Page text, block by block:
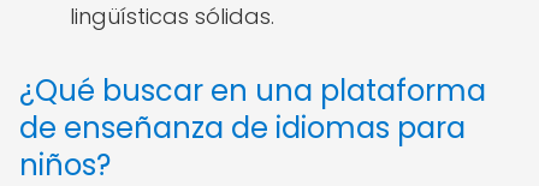
lingüísticas sólidas.
¿Qué buscar en una plataforma
de enseñanza de idiomas para
niños?